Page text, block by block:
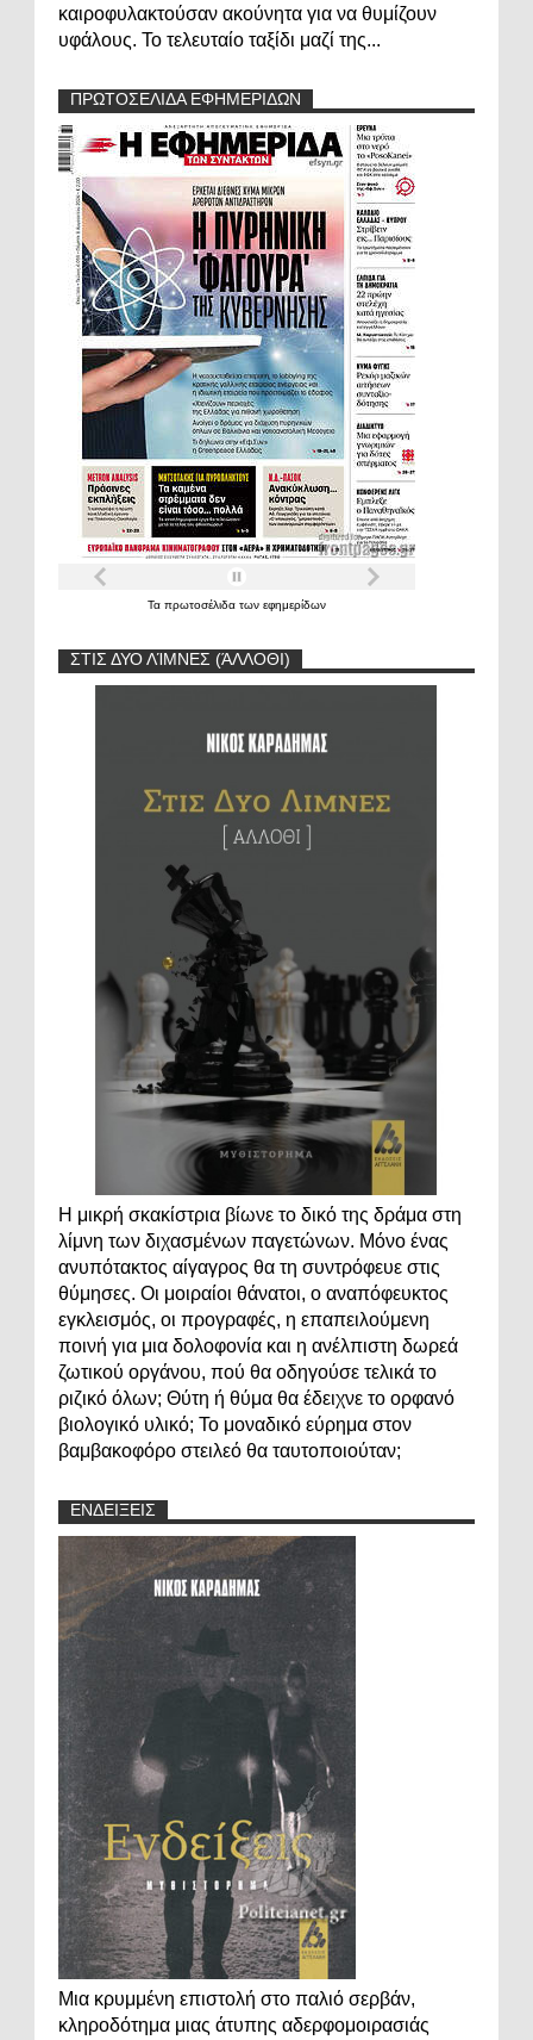
καιροφυλακτούσαν ακούνητα για να θυμίζουν
υφάλους. Το τελευταίο ταξίδι μαζί της...
ΠΡΩΤΟΣΕΛΙΔΑ ΕΦΗΜΕΡΙΔΩΝ
Τα πρωτοσέλιδα των εφημερίδων
ΣΤΙΣ ΔΥΟ ΛΊΜΝΕΣ (ΆΛΛΟΘΙ)
Η μικρή σκακίστρια βίωνε το δικό της δράμα στη
λίμνη των διχασμένων παγετώνων. Μόνο ένας
ανυπότακτος αίγαγρος θα τη συντρόφευε στις
θύμησες. Οι μοιραίοι θάνατοι, ο αναπόφευκτος
εγκλεισμός, οι προγραφές, η επαπειλούμενη
ποινή για μια δολοφονία και η ανέλπιστη δωρεά
ζωτικού οργάνου, πού θα οδηγούσε τελικά το
ριζικό όλων; Θύτη ή θύμα θα έδειχνε το ορφανό
βιολογικό υλικό; Το μοναδικό εύρημα στον
βαμβακοφόρο στειλεό θα ταυτοποιούταν;
ΕΝΔΕΙΞΕΙΣ
Μια κρυμμένη επιστολή στο παλιό σερβάν,
κληροδότημα μιας άτυπης αδερφομοιρασιάς